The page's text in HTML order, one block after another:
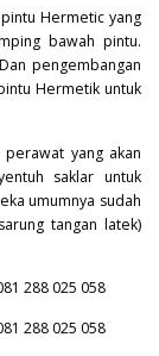
Hermetic yang
bawah pintu.
pengembangan
Hermetik untuk
yang akan
saklar untuk
umumnya sudah
tangan latek)